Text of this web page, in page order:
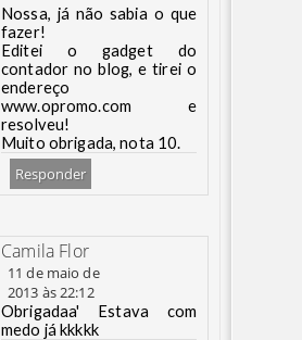
Nossa, já não sabia o que
fazer!
Editei o gadget do
contador no blog, e tirei o
endereço
www.opromo.com e
resolveu!
Muito obrigada, nota 10.
Responder
Camila Flor
11 de maio de
2013 às 22:12
Obrigadaa' Estava com
medo já kkkkk